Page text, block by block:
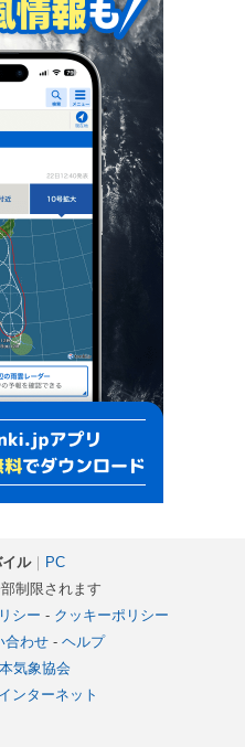
ル｜ PC
制限されます
シー - クッキーポリシー
合わせ- ヘルプ
気象協会
ンターネット